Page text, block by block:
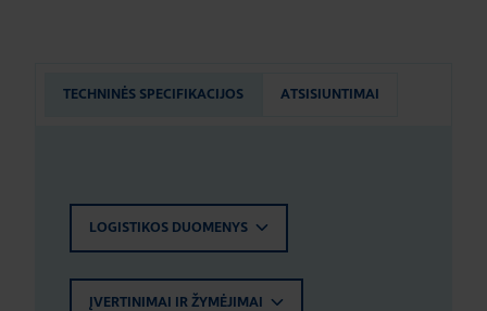
TECHNINĖS SPECIFIKACIJOS ATSISIUNTIMAI
LOGISTIKOS DUOMENYS
ĮVERTINIMAI IR ŽYMĖJIMAI